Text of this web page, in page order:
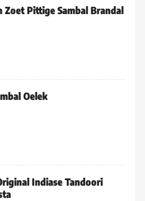
Zoet Pittige Sambal Brandal
Oelek
Indiase Tandoori